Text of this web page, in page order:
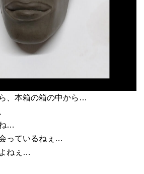
、本箱の箱の中から…
…
っているねぇ…
ねぇ…